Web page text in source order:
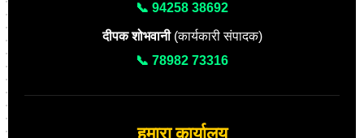
📞 94258 38692
दीपक शोभवानी(कार्यकारी संपादक)
📞 78982 73316
हमारा कार्यालय